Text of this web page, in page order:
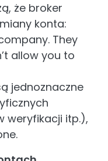
że broker
konta:
They
allow you to
jednoznaczne
weryfikacji itp.),